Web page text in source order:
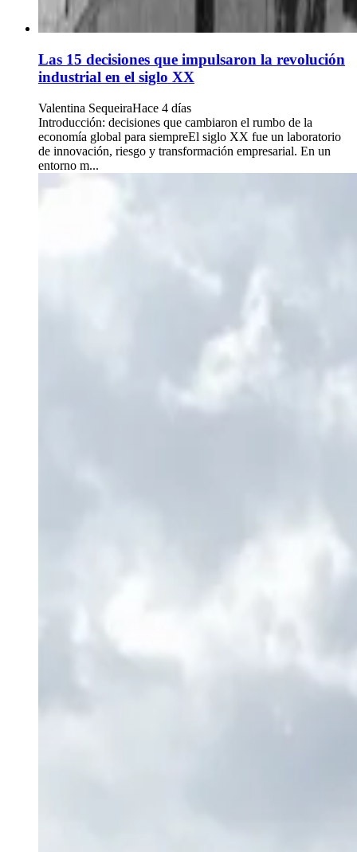
Las 15 decisiones que impulsaron la revolución
industrial en el siglo XX
Valentina SequeiraHace 4 días
Introducción: decisiones que cambiaron el rumbo de la
economía global para siempreEl siglo XX fue un laboratorio
de innovación, riesgo y transformación empresarial. En un
entorno m...